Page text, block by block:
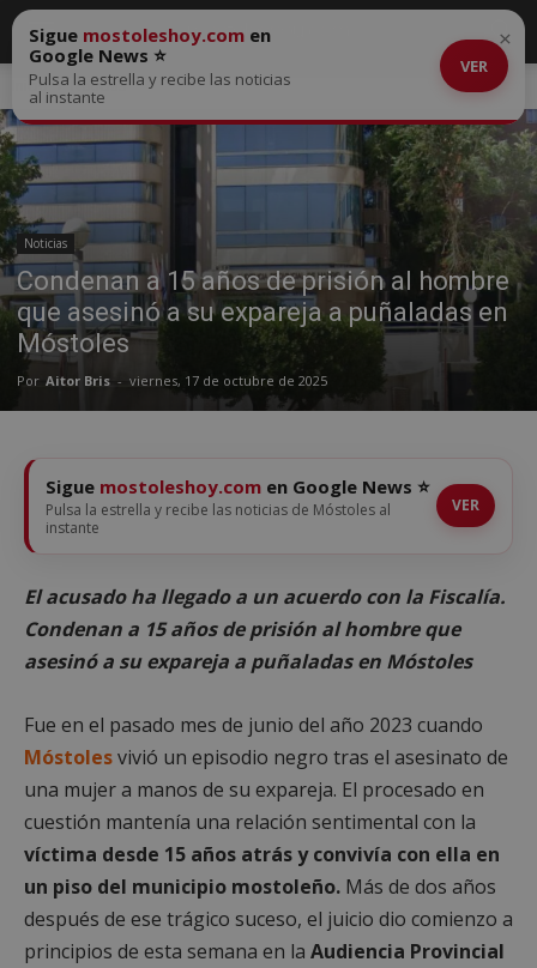
Inicio Noticias
Noticias
Condenan a 15 años de prisión al hombre
que asesinó a su expareja a puñaladas en
Móstoles
Por Aitor Bris - viernes, 17 de octubre de 2025
Sigue mostoleshoy.com en
Google News ⭐
Pulsa la estrella y recibe las noticias
al instante
VER
×
Sigue mostoleshoy.com en Google News ⭐
Pulsa la estrella y recibe las noticias de Móstoles al
instante
VER
El acusado ha llegado a un acuerdo con la Fiscalía.
Condenan a 15 años de prisión al hombre que
asesinó a su expareja a puñaladas en Móstoles
Fue en el pasado mes de junio del año 2023 cuando
Móstolesvivió un episodio negro tras el asesinato de
una mujer a manos de su expareja. El procesado en
cuestión mantenía una relación sentimental con la
víctima desde 15 años atrás y convivía con ella en
un piso del municipio mostoleño. Más de dos años
después de ese trágico suceso, el juicio dio comienzo a
principios de esta semana en la Audiencia Provincial